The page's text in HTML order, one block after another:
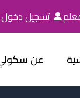
تسجيل دخول
عن